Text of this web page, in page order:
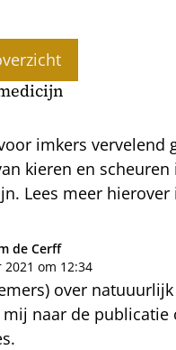
imkers vervelend
kieren en
Lees meer
de Cerff
2021 om 12:34
over
naar de